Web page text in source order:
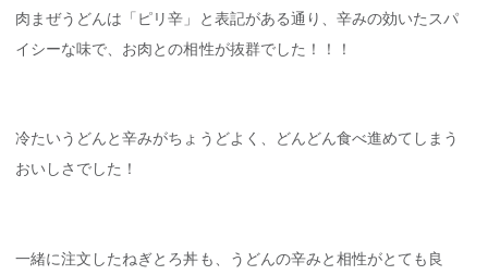
肉まぜうどんは「ピリ辛」と表記がある通り、辛みの効いたスパ
イシーな味で、お肉との相性が抜群でした！！！
冷たいうどんと辛みがちょうどよく、どんどん食べ進めてしまう
おいしさでした！
一緒に注文したねぎとろ丼も、うどんの辛みと相性がとても良